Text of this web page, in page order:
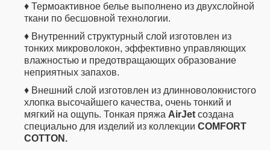
♦ Термоактивное белье выполнено из двухслойной
ткани по бесшовной технологии.
♦ Внутренний структурный слой изготовлен из
тонких микроволокон, эффективно управляющих
влажностью и предотвращающих образование
неприятных запахов.
♦ Внешний слой изготовлен из длинноволокнистого
хлопка высочайшего качества, очень тонкий и
мягкий на ощупь. Тонкая пряжа AirJet создана
специально для изделий из коллекции COMFORT
COTTON .